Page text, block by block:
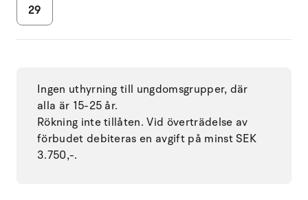
29
Ingen uthyrning till ungdomsgrupper, där
alla är 15-25 år.
Rökning inte tillåten. Vid överträdelse av
förbudet debiteras en avgift på minst SEK
3.750,-.